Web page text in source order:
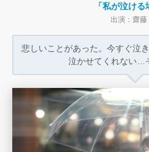
「私が泣け
出演：齋藤
悲しいことがあった。今すぐ泣き
泣かせてくれない…